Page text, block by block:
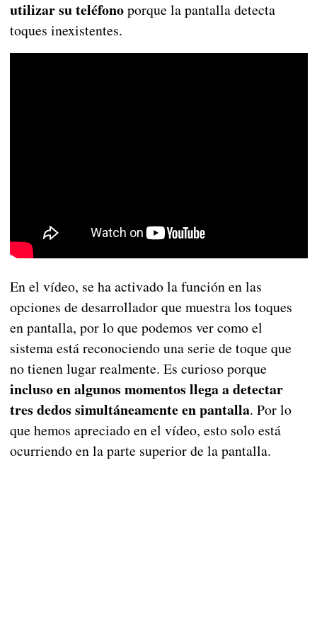
utilizar su teléfonoporque la pantalla detecta
toques inexistentes.
En el vídeo, se ha activado la función en las
opciones de desarrollador que muestra los toques
en pantalla, por lo que podemos ver como el
sistema está reconociendo una serie de toque que
no tienen lugar realmente. Es curioso porque
incluso en algunos momentos llega a detectar
tres dedos simultáneamente en pantalla. Por lo
que hemos apreciado en el vídeo, esto solo está
ocurriendo en la parte superior de la pantalla.